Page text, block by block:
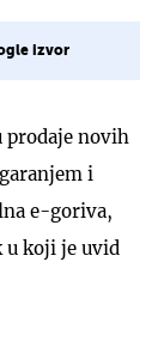
izvor
prodaje novih
i
e-goriva,
u koji je uvid